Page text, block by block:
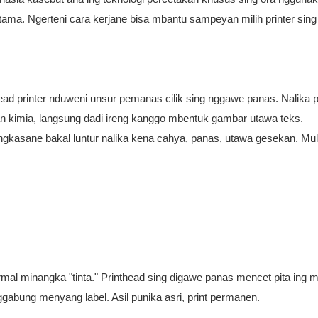
Ngerteni cara kerjane bisa mbantu sampeyan milih printer
printer nduweni unsur pemanas cilik sing nggawe panas. Nalika
langsung dadi ireng kanggo mbentuk gambar utawa teks.
bakal luntur nalika kena cahya, panas, utawa gesekan.
minangka "tinta." Printhead sing digawe panas mencet pita ing
menyang label. Asil punika asri, print permanen.